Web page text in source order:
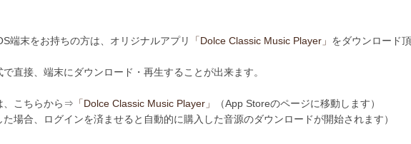
端末をお持ちの方は、オリジナルアプリ 「Dolce Classic Music Player」 をダウンロード
直接、端末にダウンロード・再生することが出来ます。
、こちらから⇒ 「Dolce Classic Music Player」
（App Storeのページに移動します）
た場合、ログインを済ませると自動的に購入した音源のダウンロードが開始されます）